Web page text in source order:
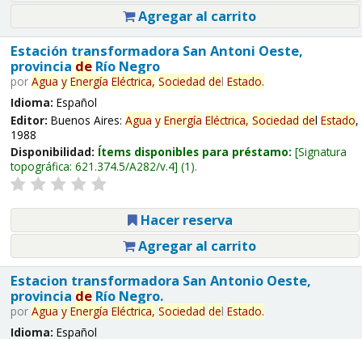
Agregar al carrito
Estación transformadora San Antoni Oeste,
provincia deRío Negro
por Agua y Energía Eléctrica, Sociedad del Estado.
Idioma: Español
Editor: Buenos Aires: Agua y Energía Eléctrica, Sociedad del Estado,
1988
Disponibilidad: Ítems disponibles para préstamo: Signatura
topográfica: 621.374.5/A282/v.4 (1).
Hacer reserva
Agregar al carrito
Estacion transformadora San Antonio Oeste,
provincia deRío Negro.
por Agua y Energía Eléctrica, Sociedad del Estado.
Idioma: Español